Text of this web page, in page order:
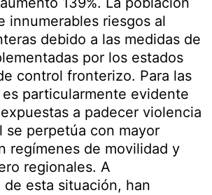
innumerables riesgos al
debido a las medidas de
por los estados
control fronterizo. Para las
particularmente evidente
a padecer violencia
se perpetúa con mayor
regímenes de movilidad y
regionales. A
esta situación, han